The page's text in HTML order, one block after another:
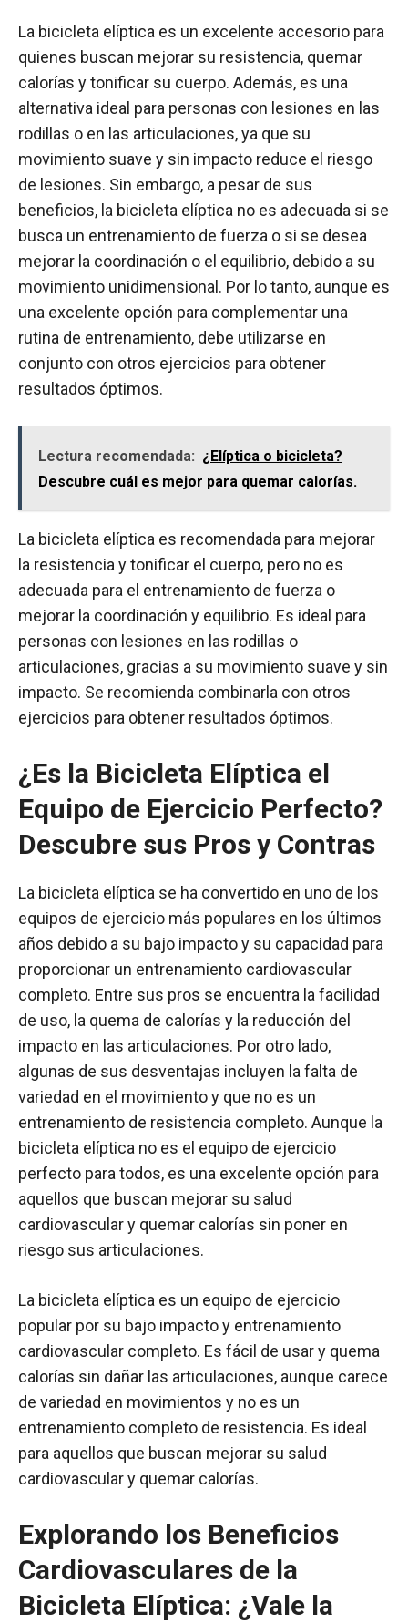
La bicicleta elíptica es un excelente accesorio para
quienes buscan mejorar su resistencia, quemar
calorías y tonificar su cuerpo. Además, es una
alternativa ideal para personas con lesiones en las
rodillas o en las articulaciones, ya que su
movimiento suave y sin impacto reduce el riesgo
de lesiones. Sin embargo, a pesar de sus
beneficios, la bicicleta elíptica no es adecuada si se
busca un entrenamiento de fuerza o si se desea
mejorar la coordinación o el equilibrio, debido a su
movimiento unidimensional. Por lo tanto, aunque es
una excelente opción para complementar una
rutina de entrenamiento, debe utilizarse en
conjunto con otros ejercicios para obtener
resultados óptimos.
Lectura recomendada: ¿Elíptica o bicicleta?
Descubre cuál es mejor para quemar calorías.
La bicicleta elíptica es recomendada para mejorar
la resistencia y tonificar el cuerpo, pero no es
adecuada para el entrenamiento de fuerza o
mejorar la coordinación y equilibrio. Es ideal para
personas con lesiones en las rodillas o
articulaciones, gracias a su movimiento suave y sin
impacto. Se recomienda combinarla con otros
ejercicios para obtener resultados óptimos.
¿Es la Bicicleta Elíptica el
Equipo de Ejercicio Perfecto?
Descubre sus Pros y Contras
La bicicleta elíptica se ha convertido en uno de los
equipos de ejercicio más populares en los últimos
años debido a su bajo impacto y su capacidad para
proporcionar un entrenamiento cardiovascular
completo. Entre sus pros se encuentra la facilidad
de uso, la quema de calorías y la reducción del
impacto en las articulaciones. Por otro lado,
algunas de sus desventajas incluyen la falta de
variedad en el movimiento y que no es un
entrenamiento de resistencia completo. Aunque la
bicicleta elíptica no es el equipo de ejercicio
perfecto para todos, es una excelente opción para
aquellos que buscan mejorar su salud
cardiovascular y quemar calorías sin poner en
riesgo sus articulaciones.
La bicicleta elíptica es un equipo de ejercicio
popular por su bajo impacto y entrenamiento
cardiovascular completo. Es fácil de usar y quema
calorías sin dañar las articulaciones, aunque carece
de variedad en movimientos y no es un
entrenamiento completo de resistencia. Es ideal
para aquellos que buscan mejorar su salud
cardiovascular y quemar calorías.
Explorando los Beneficios
Cardiovasculares de la
Bicicleta Elíptica: ¿Vale la